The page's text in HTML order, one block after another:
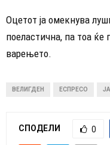
Оцетот ја омекнува
поеластична, па тоа ќе
варењето.
ВЕЛИГДЕН ЕСПРЕСО
СПОДЕЛИ 0